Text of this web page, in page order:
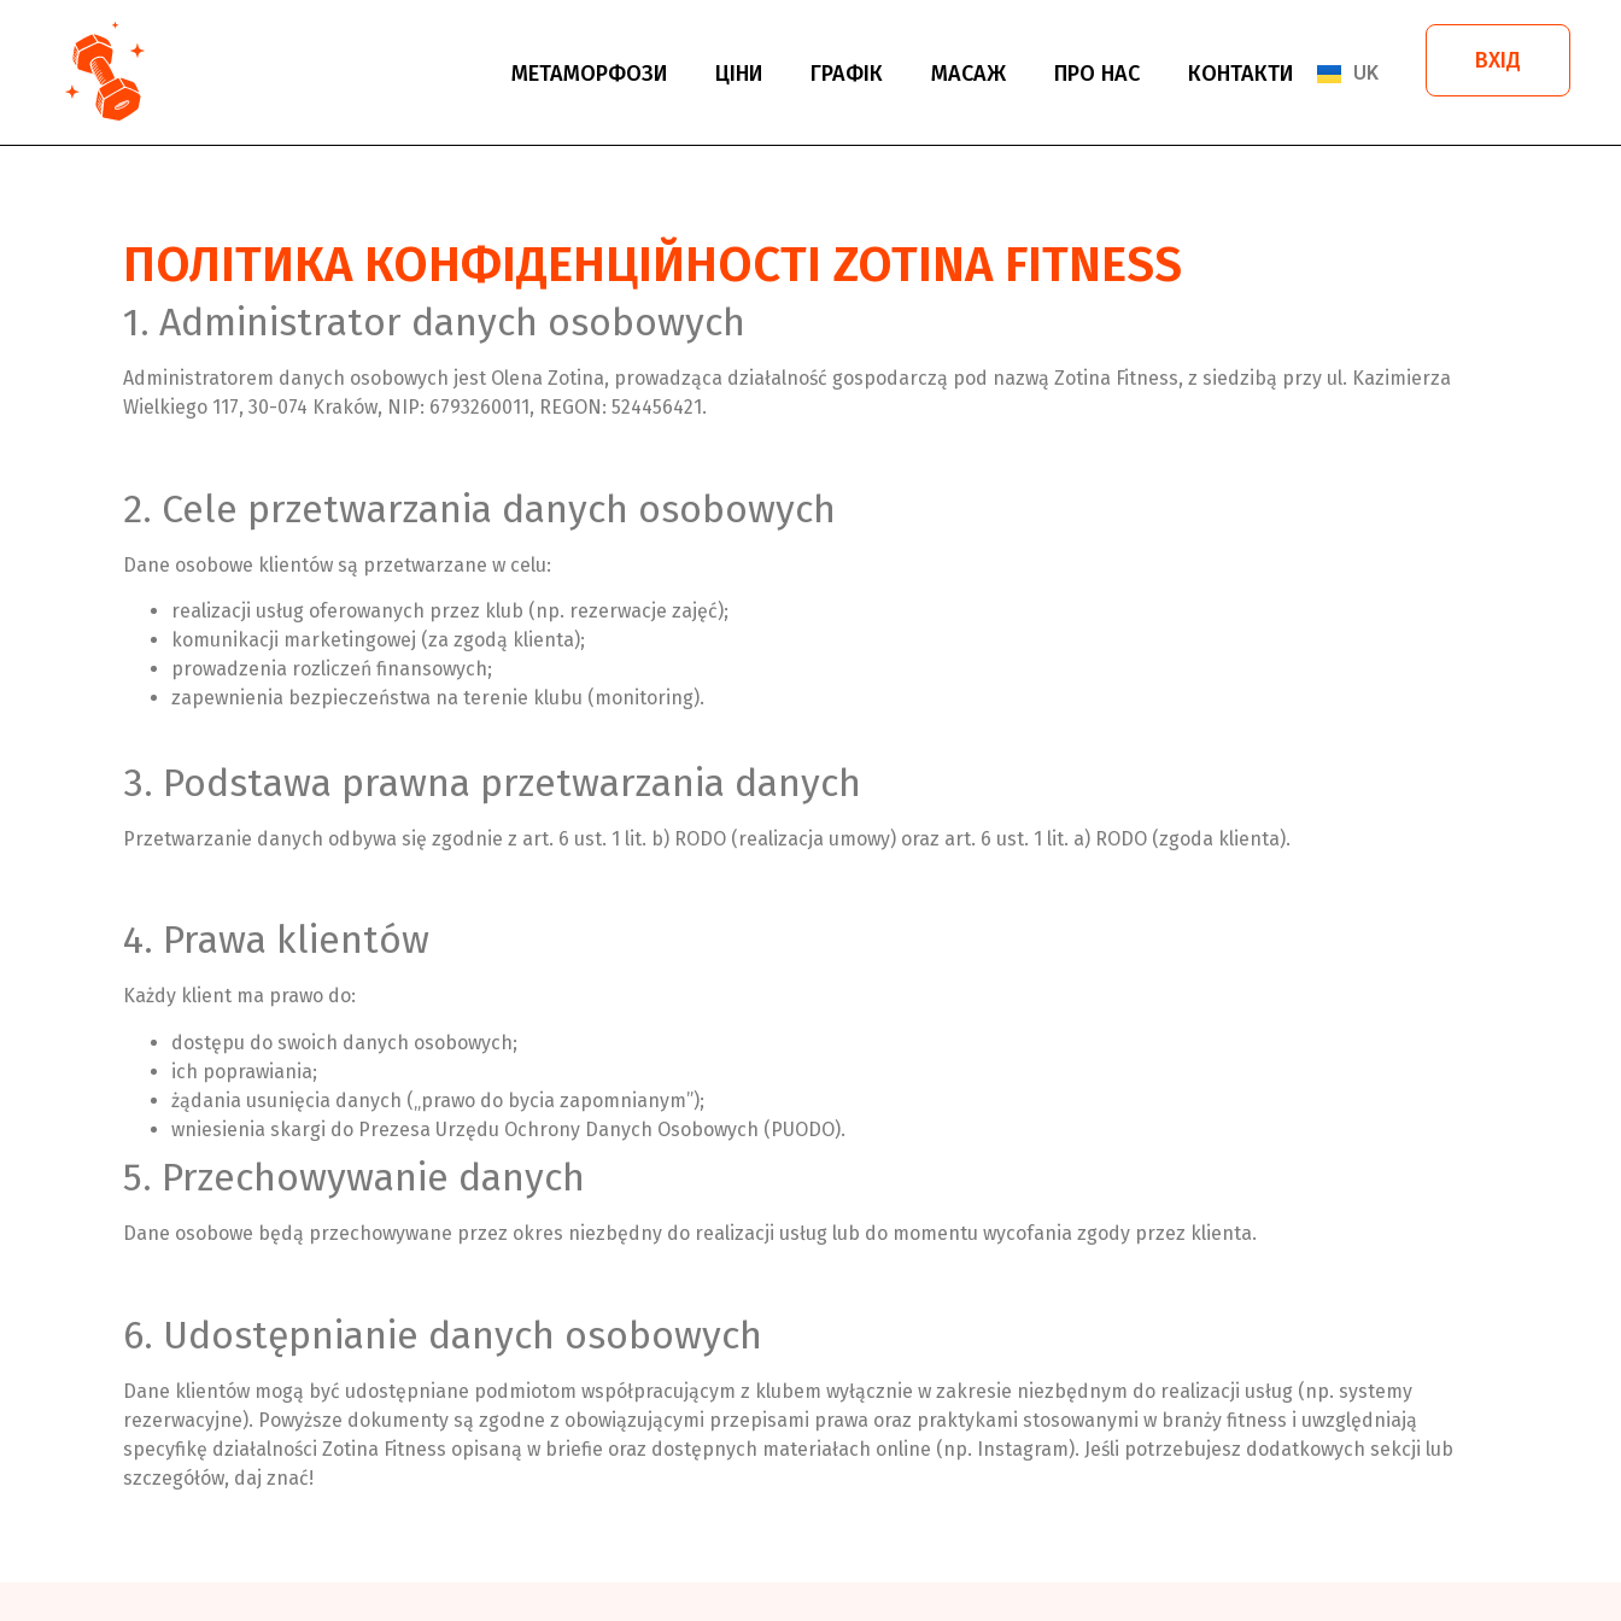
МЕТАМОРФОЗИ ЦІНИ ГРАФIК МАСАЖ ПРО НАС КОНТАКТИ UK
EN
ВХІД
ПОЛІТИКА КОНФІДЕНЦІЙНОСТІ ZOTINA FITNESS
1. Administrator danych osobowych
Administratorem danych osobowych jest Olena Zotina, prowadząca działalność gospodarczą pod nazwą Zotina Fitness, z siedzibą przy ul. Kazimierza
Wielkiego 117, 30-074 Kraków, NIP: 6793260011, REGON: 524456421.
2. Cele przetwarzania danych osobowych
Dane osobowe klientów są przetwarzane w celu:
realizacji usług oferowanych przez klub (np. rezerwacje zajęć);
komunikacji marketingowej (za zgodą klienta);
prowadzenia rozliczeń finansowych;
zapewnienia bezpieczeństwa na terenie klubu (monitoring).
3. Podstawa prawna przetwarzania danych
Przetwarzanie danych odbywa się zgodnie z art. 6 ust. 1 lit. b) RODO (realizacja umowy) oraz art. 6 ust. 1 lit. a) RODO (zgoda klienta).
4. Prawa klientów
Każdy klient ma prawo do:
dostępu do swoich danych osobowych;
ich poprawiania;
żądania usunięcia danych („prawo do bycia zapomnianym”);
wniesienia skargi do Prezesa Urzędu Ochrony Danych Osobowych (PUODO).
5. Przechowywanie danych
Dane osobowe będą przechowywane przez okres niezbędny do realizacji usług lub do momentu wycofania zgody przez klienta.
6. Udostępnianie danych osobowych
Dane klientów mogą być udostępniane podmiotom współpracującym z klubem wyłącznie w zakresie niezbędnym do realizacji usług (np. systemy
rezerwacyjne). Powyższe dokumenty są zgodne z obowiązującymi przepisami prawa oraz praktykami stosowanymi w branży fitness i uwzględniają
specyfikę działalności Zotina Fitness opisaną w briefie oraz dostępnych materiałach online (np. Instagram). Jeśli potrzebujesz dodatkowych sekcji lub
szczegółów, daj znać!